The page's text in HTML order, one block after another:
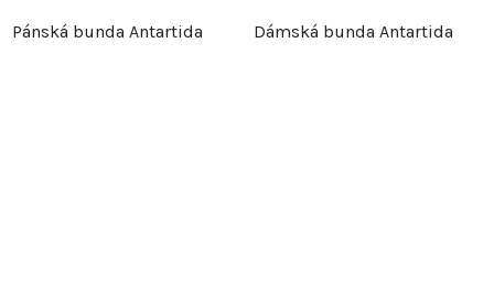
Pánská bunda Antartida Dámská bunda Antartida